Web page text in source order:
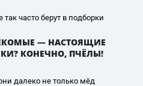
так часто берут в подборки
— НАСТОЯЩИЕ
КОНЕЧНО, ПЧЁЛЫ!
далеко не только мёд